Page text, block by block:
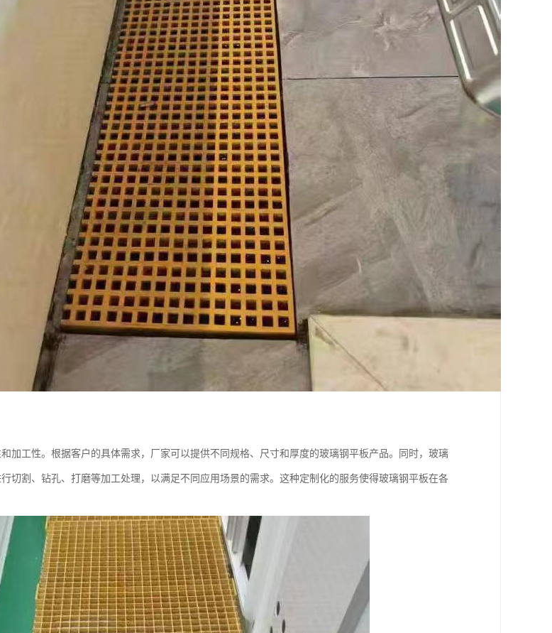
加工性。根据客户的具体需求，厂家可以提供不同规格、尺寸和厚度的玻璃钢平板产品。同时，玻璃
切割、钻孔、打磨等加工处理，以满足不同应用场景的需求。这种定制化的服务使得玻璃钢平板在各